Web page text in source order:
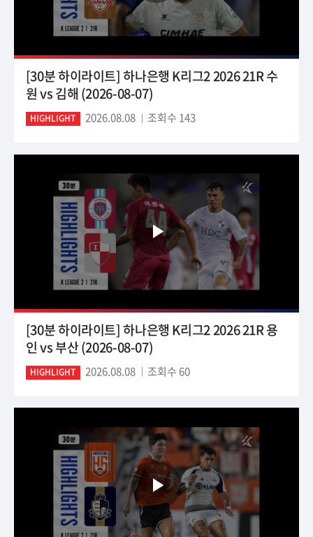
[30분 하이라이트] 하나은행 K리그2 2026 21R 수
원 vs 김해 (2026-08-07)
HIGHLIGHT 2026.08.08 조회수 143
[30분 하이라이트] 하나은행 K리그2 2026 21R 용
인 vs 부산 (2026-08-07)
HIGHLIGHT 2026.08.08 조회수 60